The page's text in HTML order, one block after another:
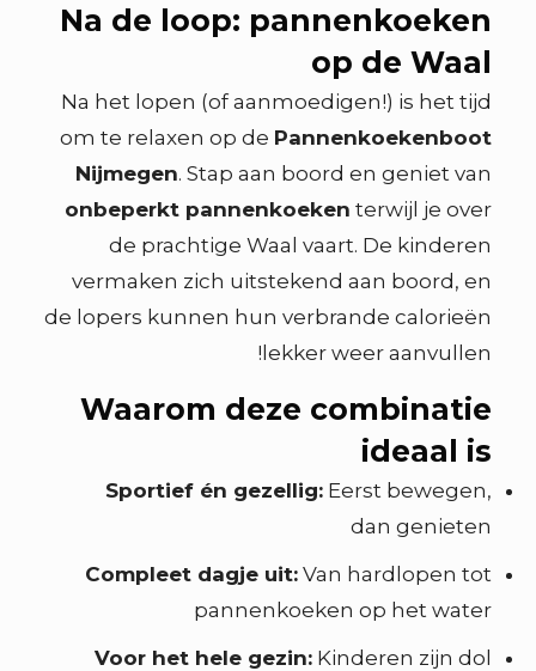
Na de loop: pannenkoeken
op de Waal
Na het lopen (of aanmoedigen!) is het tijd
om te relaxen op de Pannenkoekenboot
Nijmegen. Stap aan boord en geniet van
onbeperkt pannenkoeken terwijl je over
de prachtige Waal vaart. De kinderen
vermaken zich uitstekend aan boord, en
de lopers kunnen hun verbrande calorieën
lekker weer aanvullen!
Waarom deze combinatie
ideaal is
Sportief én gezellig: Eerst bewegen,
dan genieten
Compleet dagje uit: Van hardlopen tot
pannenkoeken op het water
Voor het hele gezin: Kinderen zijn dol